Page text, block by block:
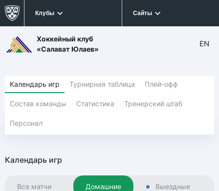
Клубы Сайты
Хоккейный клуб
«Салават Юлаев»
EN
Календарь игр Турнирная таблица Плей-офф
Состав команды Статистика Тренерский штаб
Персонал
Календарь игр
Все матчи Домашние Выездные